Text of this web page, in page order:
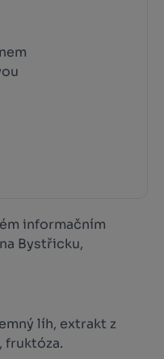
informačním
Bystřicku,
líh, extrakt z
fruktóza.